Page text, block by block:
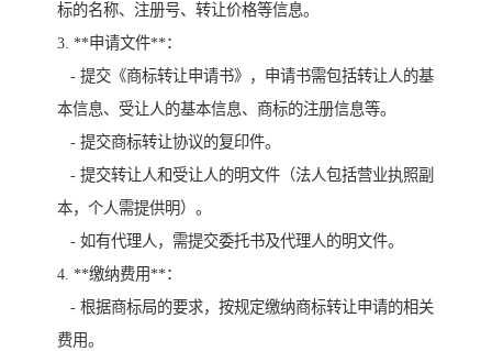
标的名称、注册号、转让价格等信息。
3. **申请文件**：
- 提交《商标转让申请书》，申请书需包括转让人的基
本信息、受让人的基本信息、商标的注册信息等。
- 提交商标转让协议的复印件。
- 提交转让人和受让人的明文件（法人包括营业执照副
本，个人需提供明）。
- 如有代理人，需提交委托书及代理人的明文件。
4. **缴纳费用**：
- 根据商标局的要求，按规定缴纳商标转让申请的相关
费用。